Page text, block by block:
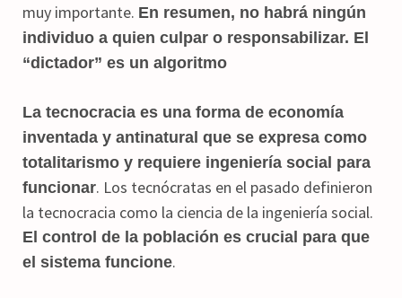
muy importante. En resumen, no habrá ningún
individuo a quien culpar o responsabilizar. El
“dictador” es un algoritmo
La tecnocracia es una forma de economía
inventada y antinatural que se expresa como
totalitarismo y requiere ingeniería social para
funcionar. Los tecnócratas en el pasado definieron
la tecnocracia como la ciencia de la ingeniería social.
El control de la población es crucial para que
el sistema funcione.